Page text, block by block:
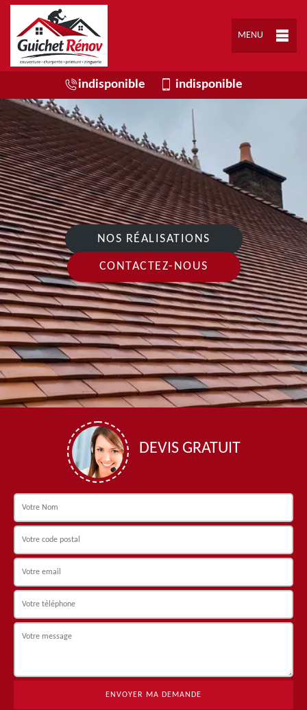
MENU
indisponible indisponible
NOS RÉALISATIONS
CONTACTEZ-NOUS
DEVIS GRATUIT